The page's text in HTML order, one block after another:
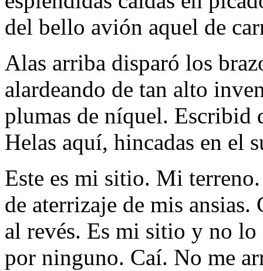
del bello avión aquel de
Alas arriba disparó los
alardeando de tan alto
plumas de níquel. Escribid
Helas aquí, hincadas en el
Este es mi sitio. Mi
de aterrizaje de mis ansias.
al revés. Es mi sitio y no lo
por ninguno. Caí. No me